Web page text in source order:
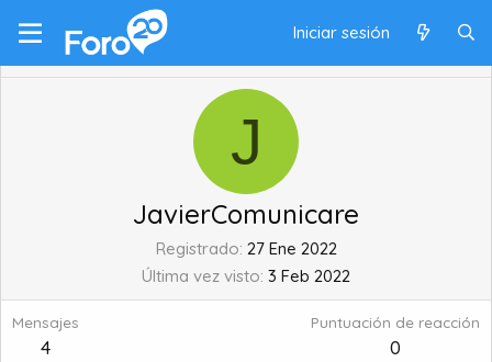
Iniciar sesión
J
JavierComunicare
Registrado 27 Ene 2022
Última vez visto 3 Feb 2022
Mensajes
4
Puntuación de reacción
0